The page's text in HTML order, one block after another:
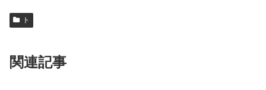
ト
関連記事